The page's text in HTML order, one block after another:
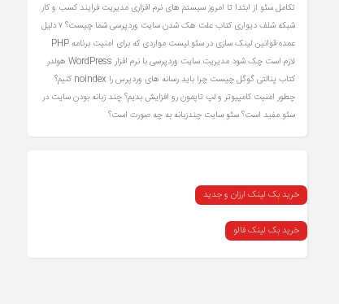
تکامل سئو از ابتدا تا امروز سیستم های نرم افزاری مدیریت فرایند کسب و کار
شبکهشلف دیواری کتاب
علت هک شدن سایت وردپرسی شما چیست؟ ۷ دلیل
عمدهقوانین لینک سازی در سئو
لیست مواردی که برای امنیت برنامه PHP
لازم است چک شود مدیریت سایت وردپرسی با نرم افزار WordPress
هولدر
کتاب پنالتی گوگل چیست چرا باید رسانه های وردپرس را noindex کنیم؟
چطور امنیت کامپیوتر و لپ تاپمون رو افزایش بدیم؟چند زبانه بودن سایت در
سئو مفید است؟ سئو سایت چندزبانه به چه صورت است؟
خرید بک لینک ارزان و جدید
خرید بک لینک فالو